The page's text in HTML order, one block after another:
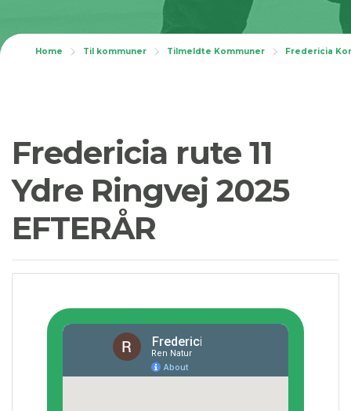
Home Til kommuner Tilmeldte Kommuner Fredericia
Fredericia rute 11
Ydre Ringvej 2025
EFTERÅR